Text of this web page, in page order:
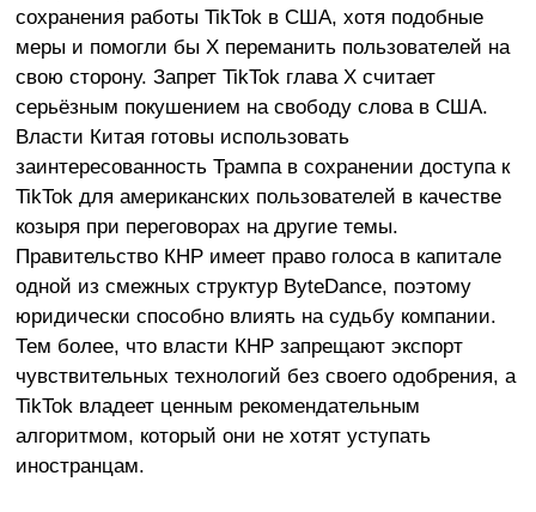
сохранения работы TikTok в США, хотя подобные
меры и помогли бы X переманить пользователей на
свою сторону. Запрет TikTok глава X считает
серьёзным покушением на свободу слова в США.
Власти Китая готовы использовать
заинтересованность Трампа в сохранении доступа к
TikTok для американских пользователей в качестве
козыря при переговорах на другие темы.
Правительство КНР имеет право голоса в капитале
одной из смежных структур ByteDance, поэтому
юридически способно влиять на судьбу компании.
Тем более, что власти КНР запрещают экспорт
чувствительных технологий без своего одобрения, а
TikTok владеет ценным рекомендательным
алгоритмом, который они не хотят уступать
иностранцам.